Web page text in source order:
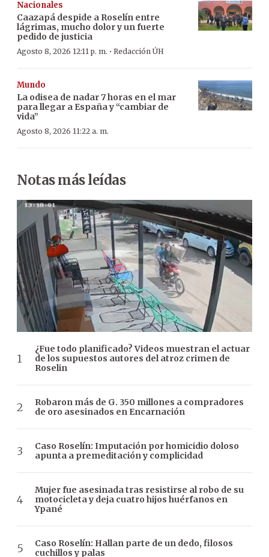
Nacionales
Caazapá despide a Roselín entre
lágrimas, mucho dolor y un fuerte
pedido de justicia
Agosto 8, 2026 12:11 p. m. · Redacción ÚH
Mundo
La odisea de nadar 7 horas en el mar
para llegar a España y “cambiar de
vida”
Agosto 8, 2026 11:22 a. m.
Notas más leídas
¿Fue todo planificado? Videos muestran el actuar
de los supuestos autores del atroz crimen de
Roselin
Robaron más de G. 350 millones a compradores
de oro asesinados en Encarnación
Caso Roselín: Imputación por homicidio doloso
apunta a premeditación y complicidad
Mujer fue asesinada tras resistirse al robo de su
motocicleta y deja cuatro hijos huérfanos en
Ypané
Caso Roselín: Hallan parte de un dedo, filosos
cuchillos y palas